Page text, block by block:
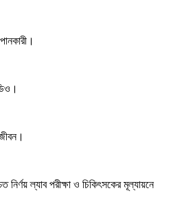
নির্ণয় ল্যাব পরীক্ষা ও চিকিৎসকের মূল্যায়নে